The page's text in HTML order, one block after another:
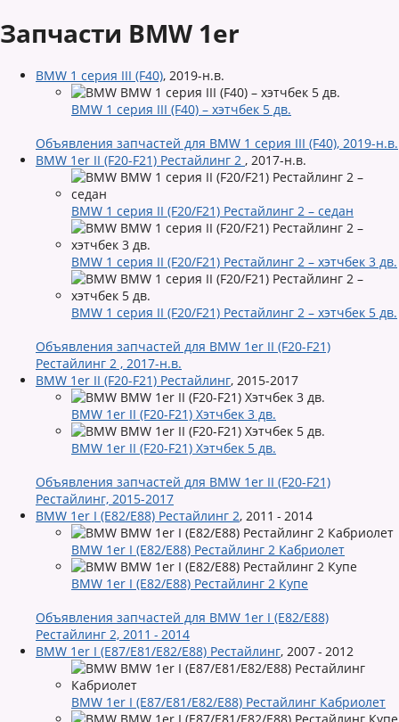
Запчасти BMW 1er
BMW 1 серия III (F40), 2019-н.в.
BMW 1 серия III (F40) – хэтчбек 5 дв.
Объявления запчастей для BMW 1 серия III (F40), 2019-н.в.
BMW 1er II (F20-F21) Рестайлинг 2 , 2017-н.в.
BMW 1 серия II (F20/F21) Рестайлинг 2 – седан
BMW 1 серия II (F20/F21) Рестайлинг 2 – хэтчбек 3 дв.
BMW 1 серия II (F20/F21) Рестайлинг 2 – хэтчбек 5 дв.
Объявления запчастей для BMW 1er II (F20-F21)
Рестайлинг 2 , 2017-н.в.
BMW 1er II (F20-F21) Рестайлинг, 2015-2017
BMW 1er II (F20-F21) Хэтчбек 3 дв.
BMW 1er II (F20-F21) Хэтчбек 5 дв.
Объявления запчастей для BMW 1er II (F20-F21)
Рестайлинг, 2015-2017
BMW 1er I (E82/E88) Рестайлинг 2, 2011 - 2014
BMW 1er I (E82/E88) Рестайлинг 2 Кабриолет
BMW 1er I (E82/E88) Рестайлинг 2 Купе
Объявления запчастей для BMW 1er I (E82/E88)
Рестайлинг 2, 2011 - 2014
BMW 1er I (E87/E81/E82/E88) Рестайлинг, 2007 - 2012
BMW 1er I (E87/E81/E82/E88) Рестайлинг Кабриолет